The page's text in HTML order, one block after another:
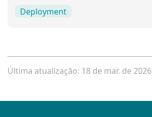
Deployment
Última atualizaçăo: 18 de mar. de 2026